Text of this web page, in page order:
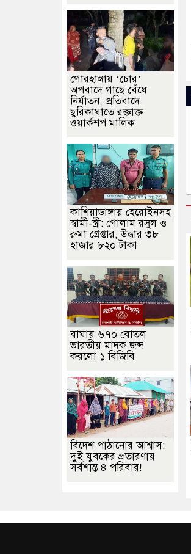
গোরহাঙ্গায় ‘চোর’
অপবাদে গাছে বেঁধে
নির্যাতন, প্রতিবাদে
ছুরিকাঘাতে রক্তাক্ত
ওয়ার্কশপ মালিক
কাশিয়াডাঙ্গায় হেরোইনসহ
স্বামী-স্ত্রী: গোলাম রসুল ও
রুমা গ্রেপ্তার, উদ্ধার ৩৮
হাজার ৮২০ টাকা
বাঘায় ৬৭০ বোতল
ভারতীয় মাদক জব্দ
করলো ১ বিজিবি
বিদেশ পাঠানোর আশ্বাস:
দুুই যুবকের প্রতারণায়
সর্বশান্ত ৪ পরিবার!